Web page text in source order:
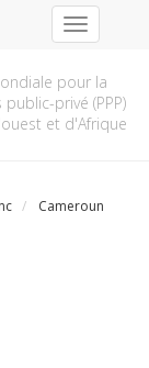
pour la
privé (PPP)
et d'Afrique
Toggle
navigation
Cameroun